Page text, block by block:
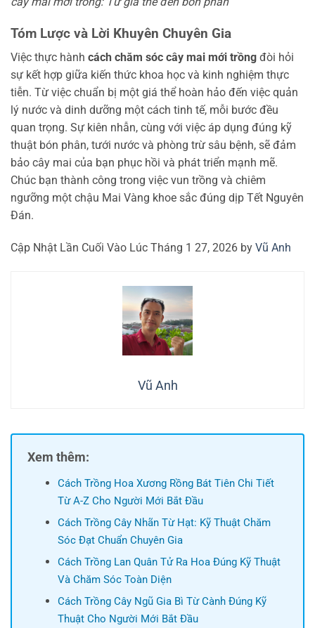
Tóm Lược và Lời Khuyên Chuyên Gia
Việc thực hành cách chăm sóc cây mai mới trồng đòi hỏi
sự kết hợp giữa kiến thức khoa học và kinh nghiệm thực
tiễn. Từ việc chuẩn bị một giá thể hoàn hảo đến việc quản
lý nước và dinh dưỡng một cách tinh tế, mỗi bước đều
quan trọng. Sự kiên nhẫn, cùng với việc áp dụng đúng kỹ
thuật bón phân, tưới nước và phòng trừ sâu bệnh, sẽ đảm
bảo cây mai của bạn phục hồi và phát triển mạnh mẽ.
Chúc bạn thành công trong việc vun trồng và chiêm
ngưỡng một chậu Mai Vàng khoe sắc đúng dịp Tết Nguyên
Đán.
Cập Nhật Lần Cuối Vào Lúc Tháng 1 27, 2026 by Vũ Anh
Vũ Anh
Xem thêm:
Cách Trồng Hoa Xương Rồng Bát Tiên Chi Tiết
Từ A-Z Cho Người Mới Bắt Đầu
Cách Trồng Cây Nhãn Từ Hạt: Kỹ Thuật Chăm
Sóc Đạt Chuẩn Chuyên Gia
Cách Trồng Lan Quân Tử Ra Hoa Đúng Kỹ Thuật
Và Chăm Sóc Toàn Diện
Cách Trồng Cây Ngũ Gia Bì Từ Cành Đúng Kỹ
Thuật Cho Người Mới Bắt Đầu